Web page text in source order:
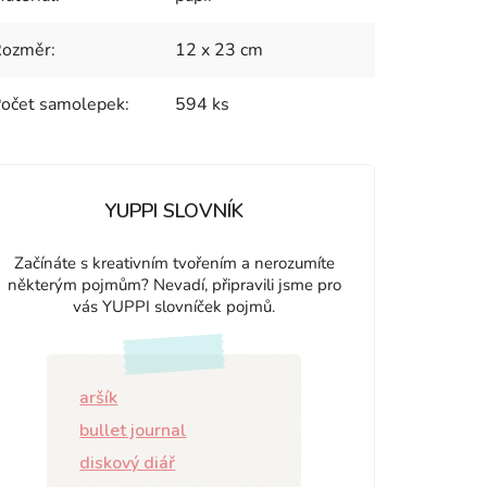
: 12 x 23 cm
samolepek: 594 ks
YUPPI SLOVNÍK
Začínáte s kreativním tvořením a nerozumíte
některým pojmům? Nevadí, připravili jsme pro
vás YUPPI slovníček pojmů.
aršík
bullet journal
diskový diář